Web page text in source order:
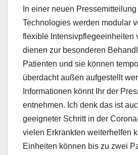
In einer neuen
Technologies werden modular
flexible Intensivpflegeeinheiten
dienen zur besonderen
Patienten und sie können
überdacht außen aufgestellt
Informationen könnt Ihr der
entnehmen. Ich denk das ist
geeigneter Schritt in der
vielen Erkrankten weiterhelfen
Einheiten können bis zu zwei